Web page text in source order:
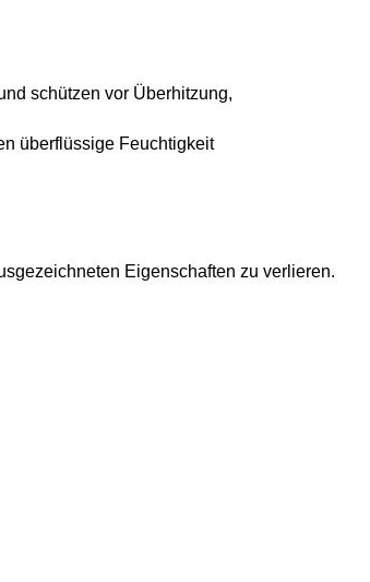
schützen vor Überhitzung,
überflüssige Feuchtigkeit
Eigenschaften zu verlieren.